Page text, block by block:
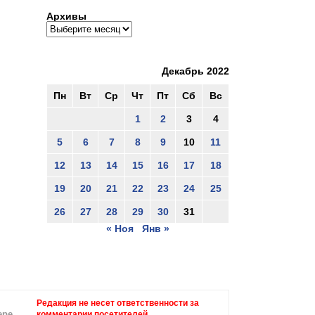
Архивы
Декабрь 2022
Пн Вт Ср Чт Пт Сб Вс
1 2 3 4
5 6 7 8 9 10 11
12 13 14 15 16 17 18
19 20 21 22 23 24 25
26 27 28 29 30
31
« Ноя
Янв »
Редакция не несет ответственности за